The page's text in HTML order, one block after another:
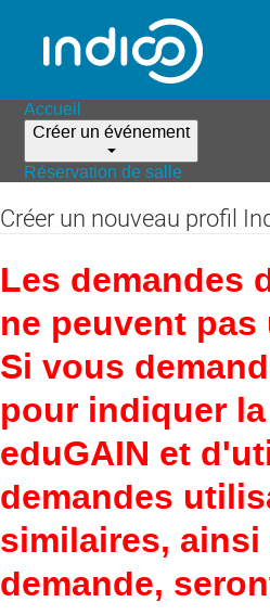
Accueil
Créer un événement
Réservation de salle
Créer un nouveau profil
Les demandes
ne peuvent
Si vous
pour indiquer
eduGAIN et
demandes
similaires,
demande,